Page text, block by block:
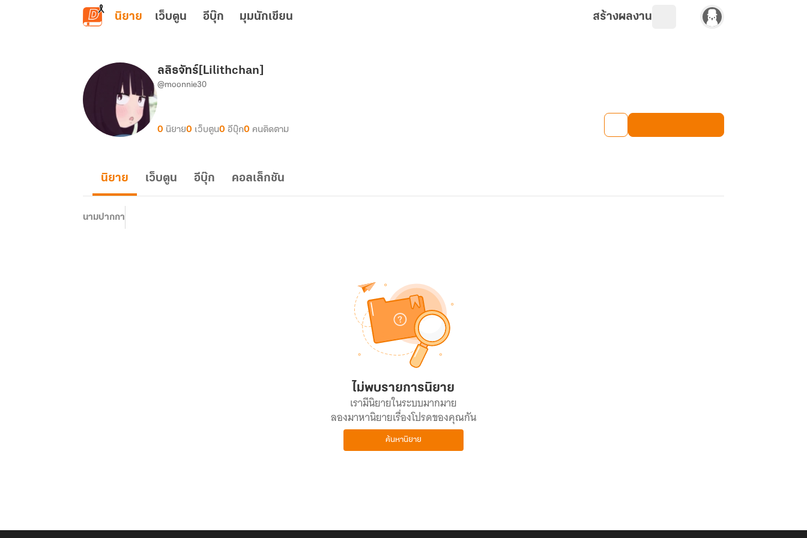
ข้ามไปยังเนื้อหาหลัก
นิยาย เว็บตูน อีบุ๊ก มุมนักเขียน สร้างผลงาน
ลลิธจัทร์[Lilithchan]
@moonnie30
0 นิยาย0 เว็บตูน0 อีบุ๊ก0 คนติดตาม
นิยาย เว็บตูน อีบุ๊ก คอลเล็กชัน
นามปากกา
ไม่พบรายการนิยาย
เรามีนิยายในระบบมากมาย
ลองมาหานิยายเรื่องโปรดของคุณกัน
ค้นหานิยาย